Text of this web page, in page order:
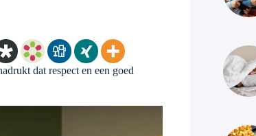
dat respect en een goed